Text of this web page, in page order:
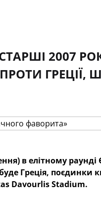
2007
ГРЕЦІЇ,
в елітному раунді
Греція, поєдинки
Davourlis Stadium.